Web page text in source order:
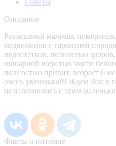
Описание
Роскошный мальчик
медвежонок с гарантией
недостатков, полностью
шикарной шерстью чисто
полностью привит, возраст 6
очень умненький! Ждем Вас в
познакомились с этим
Факты о питомце